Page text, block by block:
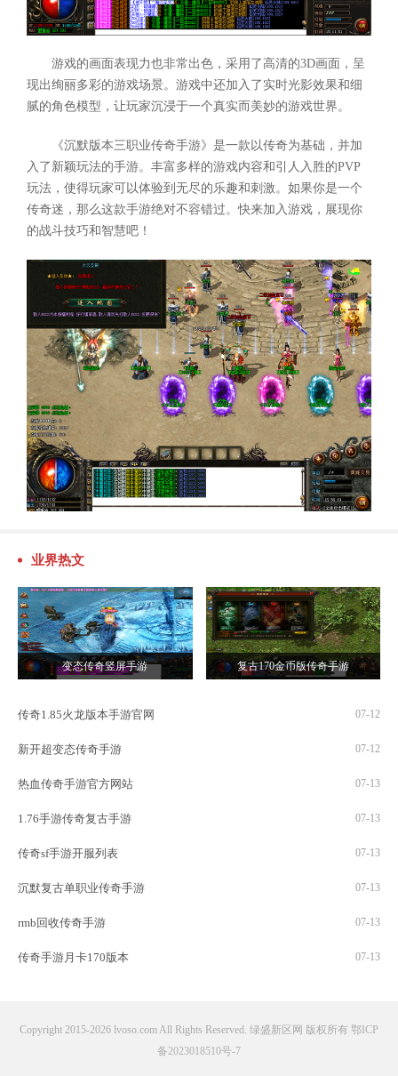
游戏的画面表现力也非常出色，采用了高清的3D画面，呈
现出绚丽多彩的游戏场景。游戏中还加入了实时光影效果和细
腻的角色模型，让玩家沉浸于一个真实而美妙的游戏世界。
《沉默版本三职业传奇手游》是一款以传奇为基础，并加
入了新颖玩法的手游。丰富多样的游戏内容和引人入胜的PVP
玩法，使得玩家可以体验到无尽的乐趣和刺激。如果你是一个
传奇迷，那么这款手游绝对不容错过。快来加入游戏，展现你
的战斗技巧和智慧吧！
业界热文
变态传奇竖屏手游 复古170金币版传奇手游
传奇1.85火龙版本手游官网 07-12
新开超变态传奇手游 07-12
热血传奇手游官方网站 07-13
1.76手游传奇复古手游 07-13
传奇sf手游开服列表 07-13
沉默复古单职业传奇手游 07-13
rmb回收传奇手游 07-13
传奇手游月卡170版本 07-13
Copyright 2015-2026 lvoso.com All Rights Reserved. 绿盛新区网 版权所有 鄂ICP
备2023018510号-7